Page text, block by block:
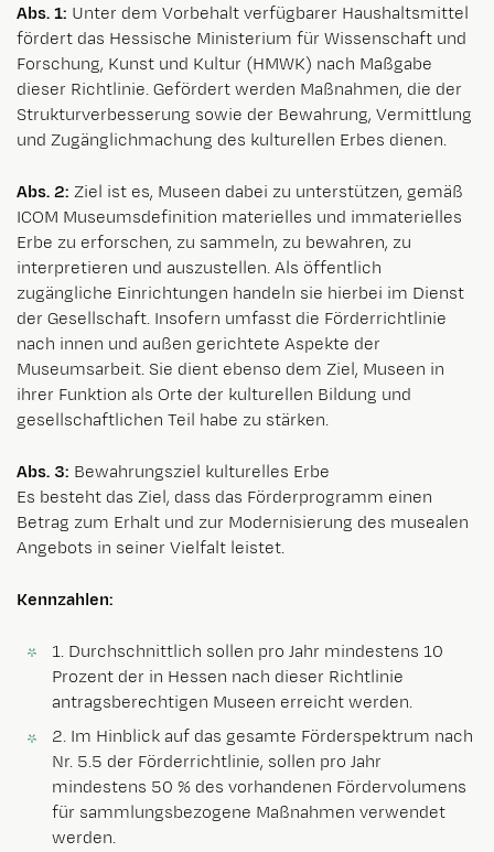
Abs. 1: Unter dem Vorbehalt verfügbarer Haushaltsmittel
fördert das Hessische Ministerium für Wissenschaft und
Forschung, Kunst und Kultur (HMWK) nach Maßgabe
dieser Richtlinie. Gefördert werden Maßnahmen, die der
Strukturverbesserung sowie der Bewahrung, Vermittlung
und Zugänglichmachung des kulturellen Erbes dienen.
Abs. 2: Ziel ist es, Museen dabei zu unterstützen, gemäß
ICOM Museumsdefinition materielles und immaterielles
Erbe zu erforschen, zu sammeln, zu bewahren, zu
interpretieren und auszustellen. Als öffentlich
zugängliche Einrichtungen handeln sie hierbei im Dienst
der Gesellschaft. Insofern umfasst die Förderrichtlinie
nach innen und außen gerichtete Aspekte der
Museumsarbeit. Sie dient ebenso dem Ziel, Museen in
ihrer Funktion als Orte der kulturellen Bildung und
gesellschaftlichen Teil habe zu stärken.
Abs. 3: Bewahrungsziel kulturelles Erbe
Es besteht das Ziel, dass das Förderprogramm einen
Betrag zum Erhalt und zur Modernisierung des musealen
Angebots in seiner Vielfalt leistet.
Kennzahlen:
1. Durchschnittlich sollen pro Jahr mindestens 10
Prozent der in Hessen nach dieser Richtlinie
antragsberechtigen Museen erreicht werden.
2. Im Hinblick auf das gesamte Förderspektrum nach
Nr. 5.5 der Förderrichtlinie, sollen pro Jahr
mindestens 50 % des vorhandenen Fördervolumens
für sammlungsbezogene Maßnahmen verwendet
werden.